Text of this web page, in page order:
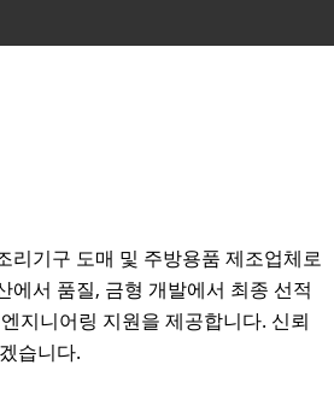
리기구 도매 및 주방용품 제조업체로
에서 품질, 금형 개발에서 최종 선적
지니어링 지원을 제공합니다. 신뢰
습니다.